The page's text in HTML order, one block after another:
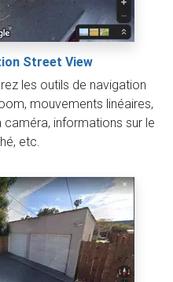
Street View
les outils de navigation
mouvements linéaires,
informations sur le
etc.